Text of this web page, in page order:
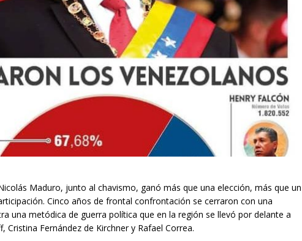
Maduro, junto al chavismo, ganó más que una elección, más que un
Cinco años de frontal confrontación se cerraron con una
una metódica de guerra política que en la región se llevó por delante a
Cristina Fernández de Kirchner y Rafael Correa.